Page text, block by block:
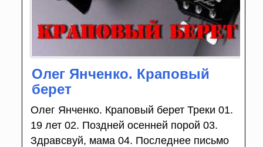
Олег Янченко. Краповый
берет
Олег Янченко. Краповый берет Треки 01.
19 лет 02. Поздней осенней порой 03.
Здравсвуй, мама 04. Последнее письмо